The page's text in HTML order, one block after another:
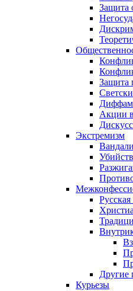
Защита
Защита
Акции в
Экстремизм
Другие
Курьезы